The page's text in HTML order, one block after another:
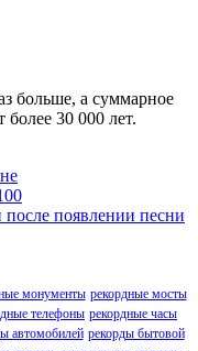
больше, а суммарное
более 30 000 лет.
появлении песни
монументы рекордные мосты
телефоны рекордные часы
автомобилей рекорды бытовой